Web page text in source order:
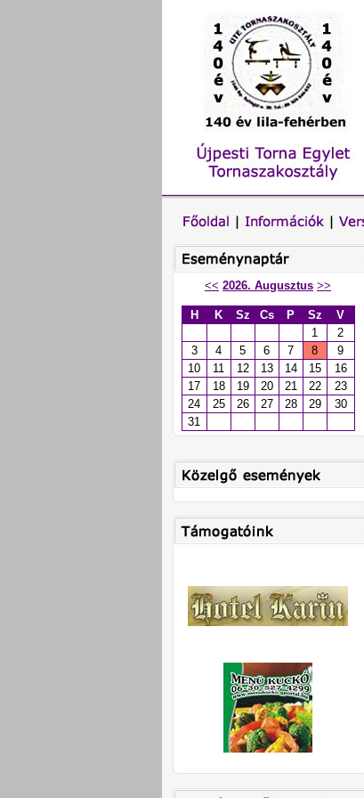
<< 2026. Augusztus >>
H K Sz Cs P Sz
V
1
2
3
4 5 6 7 8
9
10
11 12 13 14 15
16
17
18 19 20 21 22
23
24
25 26 27 28 29
30
31